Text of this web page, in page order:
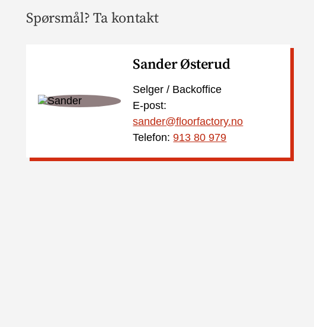
Spørsmål? Ta kontakt
Sander Østerud
Selger / Backoffice
E-post:
sander@floorfactory.no
Telefon:913 80 979